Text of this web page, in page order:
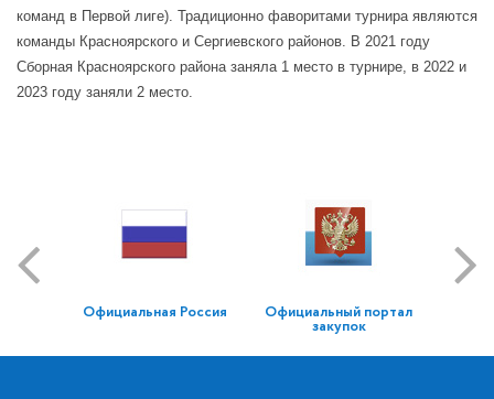
команд в Первой лиге). Традиционно фаворитами турнира являются
команды Красноярского и Сергиевского районов. В 2021 году
Сборная Красноярского района заняла 1 место в турнире, в 2022 и
2023 году заняли 2 место.
Официальная Россия Официальный портал
закупок